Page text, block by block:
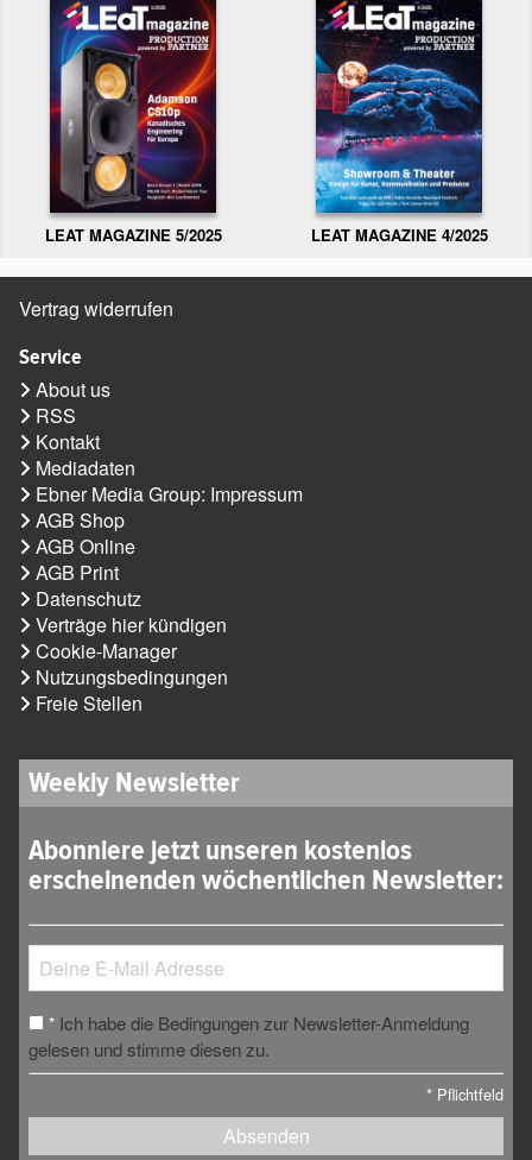
LEAT MAGAZINE 5/2025 LEAT MAGAZINE 4/2025
Vertrag widerrufen
Service
About us
RSS
Kontakt
Mediadaten
Ebner Media Group: Impressum
AGB Shop
AGB Online
AGB Print
Datenschutz
Verträge hier kündigen
Cookie-Manager
Nutzungsbedingungen
Freie Stellen
Weekly Newsletter
Abonniere jetzt unseren kostenlos
erscheinenden wöchentlichen Newsletter:
* Ich habe die Bedingungen zur Newsletter-Anmeldung
gelesen und stimme diesen zu.
* Pflichtfeld
Absenden